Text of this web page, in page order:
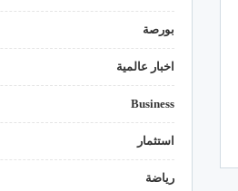
بورصة
اخبار عالمية
Business
استثمار
رياضة